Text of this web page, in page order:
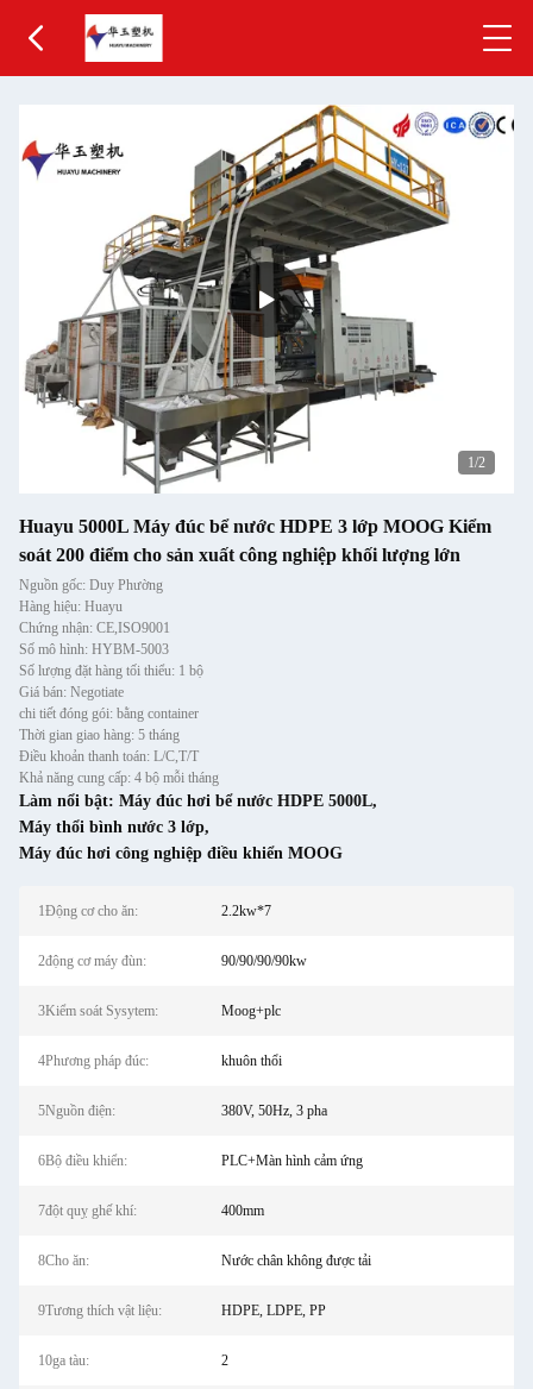
1/2
Huayu 5000L Máy đúc bể nước HDPE 3 lớp MOOG Kiểm
soát 200 điểm cho sản xuất công nghiệp khối lượng lớn
Nguồn gốc: Duy Phường
Hàng hiệu: Huayu
Chứng nhận: CE,ISO9001
Số mô hình: HYBM-5003
Số lượng đặt hàng tối thiểu: 1 bộ
Giá bán: Negotiate
chi tiết đóng gói: bằng container
Thời gian giao hàng: 5 tháng
Điều khoản thanh toán: L/C,T/T
Khả năng cung cấp: 4 bộ mỗi tháng
Làm nổi bật: Máy đúc hơi bể nước HDPE 5000L,
Máy thổi bình nước 3 lớp,
Máy đúc hơi công nghiệp điều khiển MOOG
1Động cơ cho ăn: 2.2kw*7
2động cơ máy đùn: 90/90/90/90kw
3Kiểm soát Sysytem: Moog+plc
4Phương pháp đúc: khuôn thổi
5Nguồn điện: 380V, 50Hz, 3 pha
6Bộ điều khiển: PLC+Màn hình cảm ứng
7đột quỵ ghế khí: 400mm
8Cho ăn: Nước chân không được tải
9Tương thích vật liệu: HDPE, LDPE, PP
10ga tàu: 2